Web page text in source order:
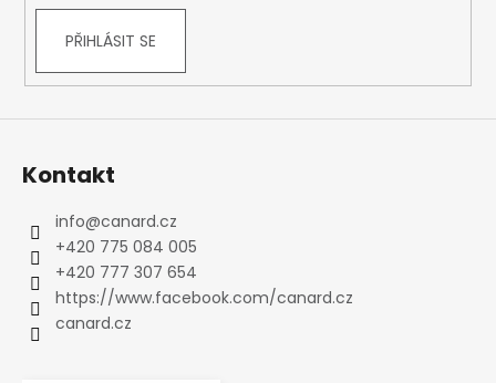
PŘIHLÁSIT SE
Kontakt
info@canard.cz
+420 775 084 005
+420 777 307 654
https://www.facebook.com/canard.cz
canard.cz